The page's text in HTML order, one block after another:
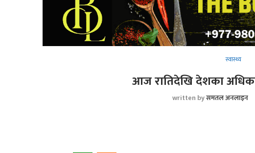
स्वास्थ्य
आज रातिदेखि देशका
written byसमतल अनलाइन